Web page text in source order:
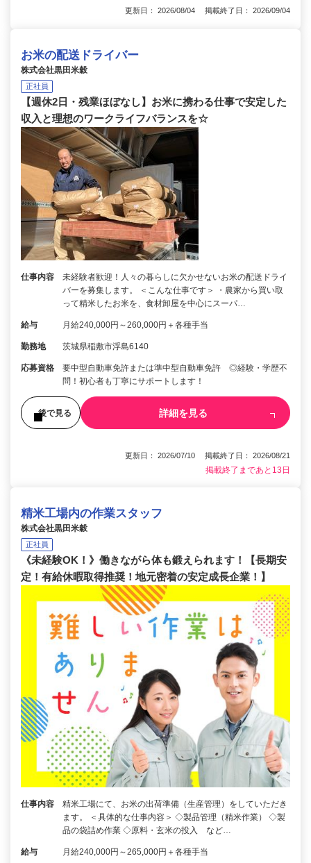
更新日： 2026/08/04 掲載終了日： 2026/09/04
お米の配送ドライバー
株式会社黒田米穀
正社員
【週休2日・残業ほぼなし】お米に携わる仕事で安定した
収入と理想のワークライフバランスを☆
仕事内容
未経験者歓迎！人々の暮らしに欠かせないお米の配送ドライ
バーを募集します。 ＜こんな仕事です＞ ・農家から買い取
って精米したお米を、食材卸屋を中心にスーパ…
給与 月給240,000円～260,000円＋各種手当
勤務地 茨城県稲敷市浮島6140
応募資格
要中型自動車免許または準中型自動車免許 ◎経験・学歴不
問！初心者も丁寧にサポートします！
後で見る 詳細を見る
更新日： 2026/07/10 掲載終了日： 2026/08/21
掲載終了まであと13日
精米工場内の作業スタッフ
株式会社黒田米穀
正社員
《未経験OK！》働きながら体も鍛えられます！【長期安
定！有給休暇取得推奨！地元密着の安定成長企業！】
仕事内容
精米工場にて、お米の出荷準備（生産管理）をしていただき
ます。 ＜具体的な仕事内容＞ ◇製品管理（精米作業） ◇製
品の袋詰め作業 ◇原料・玄米の投入 など…
給与 月給240,000円～265,000円＋各種手当